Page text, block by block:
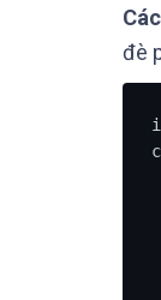
đè